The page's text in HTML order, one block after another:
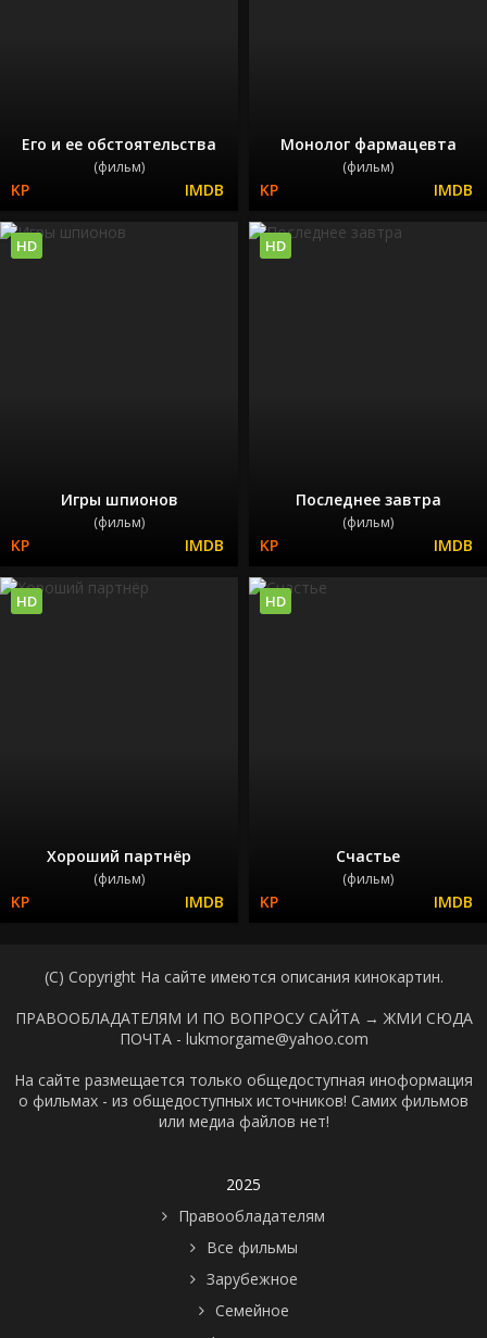
Его и ее обстоятельства
(фильм)
Монолог фармацевта
(фильм)
Игры шпионов
(фильм)
HD
Последнее завтра
(фильм)
HD
Хороший партнёр
(фильм)
HD
Счастье
(фильм)
HD
(C) Copyright На сайте имеются описания кинокартин.
ПРАВООБЛАДАТЕЛЯМ И ПО ВОПРОСУ САЙТА → ЖМИ СЮДА
ПОЧТА - lukmorgame@yahoo.com
На сайте размещается только общедоступная иноформация
о фильмах - из общедоступных источников! Самих фильмов
или медиа файлов нет!
2025
Правообладателям
Все фильмы
Зарубежное
Семейное